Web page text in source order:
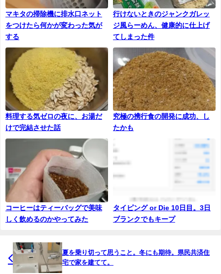
マキタの掃除機に排水口ネット
をつけたら何かが変わった気が
する
行けないときのジャンクガレッ
ジ風らーめん、健康的に仕上げ
てしまった件
料理する気ゼロの夜に、お湯だ
けで完結させた話
究極の携行食の開発に成功、し
たかも
コーヒーはティーバッグで美味
しく飲めるのかやってみた
タイピング or Die 10日目。3日
ブランクでもキープ
夏を乗り切って思うこと。冬にも期待。県民共済住
宅で家を建てて。